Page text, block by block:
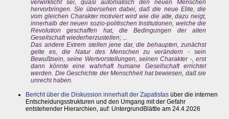
verwirklicht sei, quasi automatisch den neuen Menschen
hervorbringen. Sie übersehen dabei, daß die neue Elite, die
vom gleichen Charakter motiviert wird wie die alte, dazu neigt,
innerhalb der neuen sozio-politischen Institutionen, welche die
Revolution geschaffen hat, die Bedingungen der alten
Gesellschaft wiederherzustellen; ...
Das andere Extrem stellen jene dar, die behaupten, zunächst
gelte es, die Natur des Menschen zu verändern - sein
Bewußtsein, seine Wertvorstellungen, seinen Charakter -, erst
dann könnte eine wahrhaft humane Gesellschaft errichtet
werden. Die Geschichte der Menschheit hat bewiesen, daß sie
unrecht haben.
Bericht über die Diskussion innerhalt der Zapatistas über die internen
Entscheidungsstrukturen und den Umgang mit der Gefahr
entstehender Hierarchien, auf: UntergrundBlättle am 24.4.2026